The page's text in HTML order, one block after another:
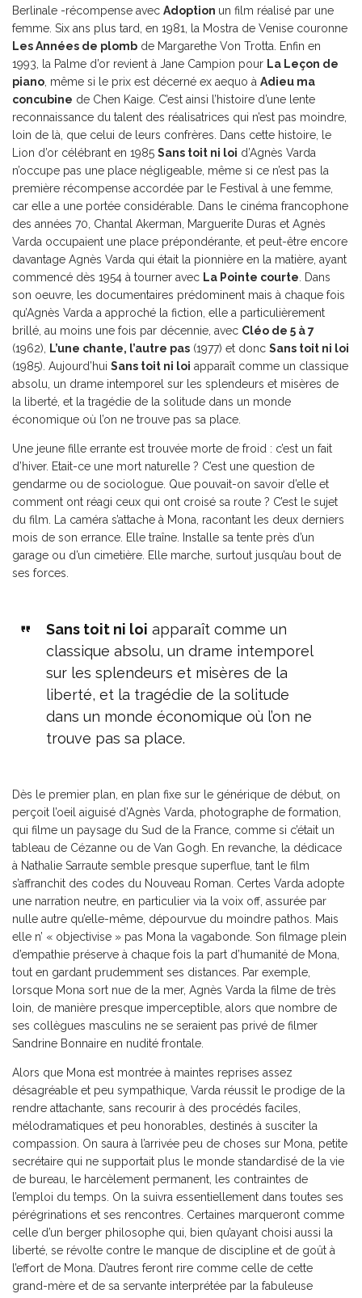
Berlinale -récompense avec Adoption un film réalisé par une
femme. Six ans plus tard, en 1981, la Mostra de Venise couronne
Les Années de plomb de Margarethe Von Trotta. Enfin en
1993, la Palme d’or revient à Jane Campion pour La Leçon de
piano , même si le prix est décerné ex aequo à Adieu ma
concubine de Chen Kaige. C’est ainsi l’histoire d’une lente
reconnaissance du talent des réalisatrices qui n’est pas moindre,
loin de là, que celui de leurs confrères. Dans cette histoire, le
Lion d’or célébrant en 1985 Sans toit ni loi d’Agnès Varda
n’occupe pas une place négligeable, même si ce n’est pas la
première récompense accordée par le Festival à une femme,
car elle a une portée considérable. Dans le cinéma francophone
des années 70, Chantal Akerman, Marguerite Duras et Agnès
Varda occupaient une place prépondérante, et peut-être encore
davantage Agnès Varda qui était la pionnière en la matière, ayant
commencé dès 1954 à tourner avec La Pointe courte . Dans
son oeuvre, les documentaires prédominent mais à chaque fois
qu’Agnès Varda a approché la fiction, elle a particulièrement
brillé, au moins une fois par décennie, avec Cléo de 5 à 7
(1962),
L’une chante, l’autre pas (1977) et donc Sans toit ni loi
(1985). Aujourd’hui Sans toit ni loi apparaît comme un classique
absolu, un drame intemporel sur les splendeurs et misères de
la liberté, et la tragédie de la solitude dans un monde
économique où l’on ne trouve pas sa place.
Une jeune fille errante est trouvée morte de froid : c’est un fait
d’hiver. Etait-ce une mort naturelle ? C’est une question de
gendarme ou de sociologue. Que pouvait-on savoir d’elle et
comment ont réagi ceux qui ont croisé sa route ? C’est le sujet
du film. La caméra s’attache à Mona, racontant les deux derniers
mois de son errance. Elle traîne. Installe sa tente près d’un
garage ou d’un cimetière. Elle marche, surtout jusqu’au bout de
ses forces.
Sans toit ni loi apparaît comme un
classique absolu, un drame intemporel
sur les splendeurs et misères de la
liberté, et la tragédie de la solitude
dans un monde économique où l’on ne
trouve pas sa place.
Dès le premier plan, en plan fixe sur le générique de début, on
perçoit l’oeil aiguisé d’Agnès Varda, photographe de formation,
qui filme un paysage du Sud de la France, comme si c’était un
tableau de Cézanne ou de Van Gogh. En revanche, la dédicace
à Nathalie Sarraute semble presque superflue, tant le film
s’affranchit des codes du Nouveau Roman. Certes Varda adopte
une narration neutre, en particulier via la voix off, assurée par
nulle autre qu’elle-même, dépourvue du moindre pathos. Mais
elle n’ « objectivise » pas Mona la vagabonde. Son filmage plein
d’empathie préserve à chaque fois la part d’humanité de Mona,
tout en gardant prudemment ses distances. Par exemple,
lorsque Mona sort nue de la mer, Agnès Varda la filme de très
loin, de manière presque imperceptible, alors que nombre de
ses collègues masculins ne se seraient pas privé de filmer
Sandrine Bonnaire en nudité frontale.
Alors que Mona est montrée à maintes reprises assez
désagréable et peu sympathique, Varda réussit le prodige de la
rendre attachante, sans recourir à des procédés faciles,
mélodramatiques et peu honorables, destinés à susciter la
compassion. On saura à l’arrivée peu de choses sur Mona, petite
secrétaire qui ne supportait plus le monde standardisé de la vie
de bureau, le harcèlement permanent, les contraintes de
l’emploi du temps. On la suivra essentiellement dans toutes ses
pérégrinations et ses rencontres. Certaines marqueront comme
celle d’un berger philosophe qui, bien qu’ayant choisi aussi la
liberté, se révolte contre le manque de discipline et de goût à
l’effort de Mona. D’autres feront rire comme celle de cette
grand-mère et de sa servante interprétée par la fabuleuse